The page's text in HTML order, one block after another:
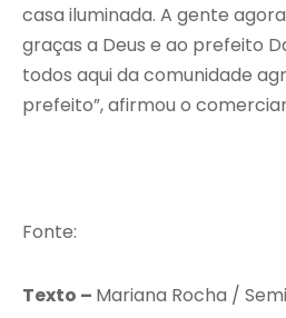
casa iluminada. A gente
graças a Deus e ao prefeito
todos aqui da comunidade
prefeito”, afirmou o
Fonte:
Texto – Mariana Rocha /